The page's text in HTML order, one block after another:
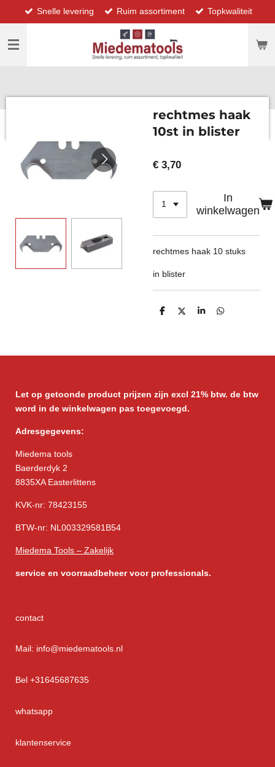
direct
naar
hoofdinhoud
Snelle levering Ruim assortiment Topkwaliteit
rechtmes haak
10st in blister
€ 3,70
In
winkelwagen
rechtmes haak 10 stuks
in blister
D
D
S
D
Let op getoonde product prijzen zijn excl 21% btw. de btw
word in de winkelwagen pas toegevoegd.
Adresgegevens:
Miedema tools
Baerderdyk 2
8835XA Easterlittens
KVK-nr: 78423155
BTW-nr: NL003329581B54
Miedema Tools – Zakelijk
service en voorraadbeheer voor professionals.
contact
Mail: info@miedematools.nl
Bel +31645687635
whatsapp
klantenservice